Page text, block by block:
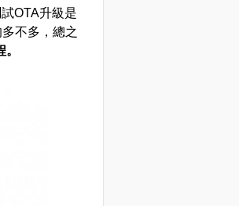
OTA升級是
不多，總之